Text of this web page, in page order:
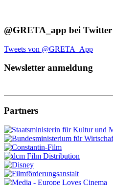
@GRETA_app bei Twitter
Tweets von @GRETA_App
Newsletter anmeldung
Partners